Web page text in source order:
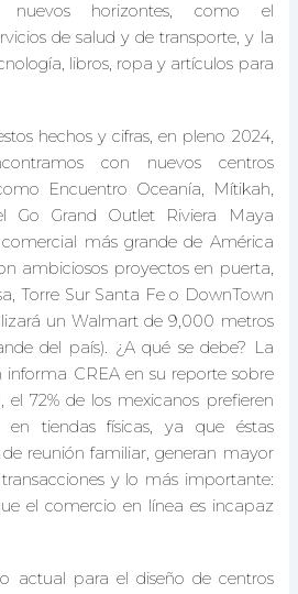
horizontes, como el
de salud y de transporte, y la
libros, ropa y artículos para
hechos y cifras, en pleno 2024,
con nuevos centros
Encuentro Oceanía, Mítikah,
Go Grand Outlet Riviera Maya
más grande de América
ambiciosos proyectos en puerta,
Torre Sur Santa Fe o DownTown
un Walmart de 9,000 metros
del país). ¿A qué se debe? La
informa CREA en su reporte sobre
72% de los mexicanos prefieren
en tiendas físicas, ya que éstas
reunión familiar, generan mayor
y lo más importante:
el comercio en línea es incapaz
actual para el diseño de centros